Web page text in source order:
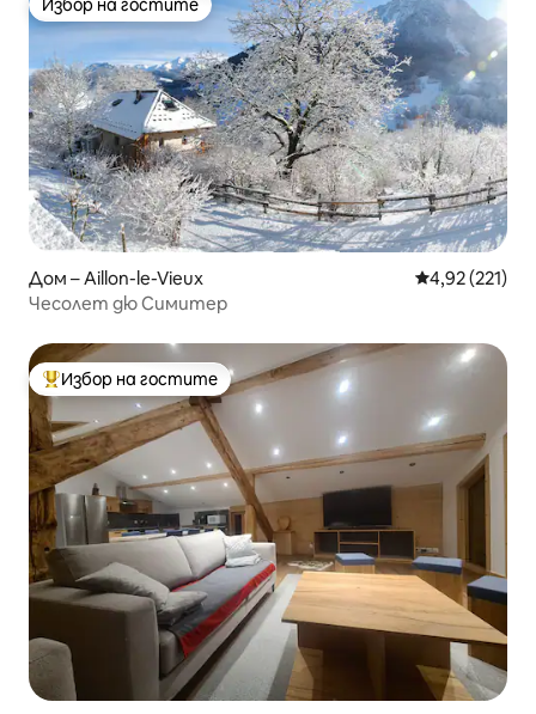
Избор на гостите
Избор на гостите
Дом – Aillon-le-Vieux Средна
4,92 (221)
Чесолет дю Симитер
Най-популярен избор на гостите
Избор на гостите